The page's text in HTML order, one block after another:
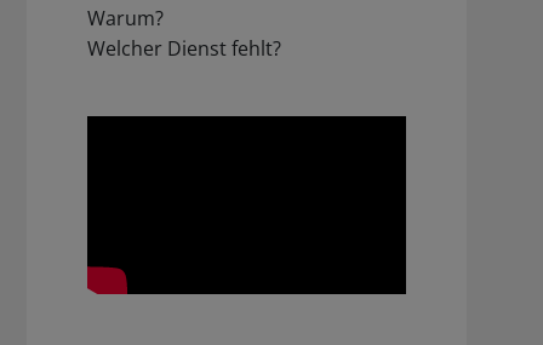
Warum?
Welcher Dienst fehlt?